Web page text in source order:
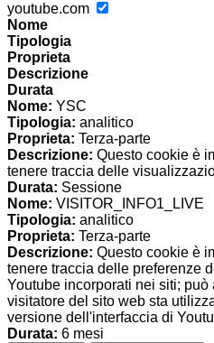
youtube.com
Nome
Tipologia
Proprieta
Descrizione
Durata
Nome: YSC
Tipologia: analitico
Proprieta: Terza-parte
Descrizione: Questo cookie è
tenere traccia delle
Durata: Sessione
Nome: VISITOR_INFO1_LIVE
Tipologia: analitico
Proprieta: Terza-parte
Descrizione: Questo cookie è
tenere traccia delle preferenze
Youtube incorporati nei siti; può
visitatore del sito web sta
versione dell'interfaccia di
Durata: 6 mesi